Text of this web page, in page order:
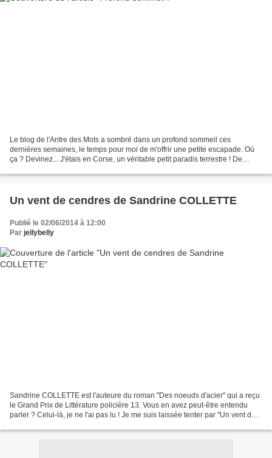
Le blog de l'Antre des Mots a sombré dans un profond sommeil ces
dernières semaines, le temps pour moi de m'offrir une petite escapade. Où
ça ? Devinez... J'étais en Corse, un véritable petit paradis terrestre ! De
Un vent de cendres de Sandrine COLLETTE
Publié le 02/06/2014 à 12:00
Par jellybelly
Sandrine COLLETTE est l'auteure du roman "Des noeuds d'acier" qui a reçu
le Grand Prix de Littérature policière 13. Vous en avez peut-être entendu
parler ? Celui-là, je ne l'ai pas lu ! Je me suis laissée tenter par "Un vent de